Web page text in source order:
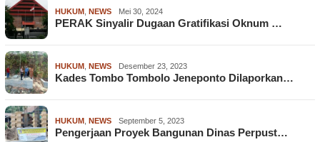
HUKUM NEWS Mei 30, 2024
PERAK Sinyalir Dugaan Gratifikasi Oknum …
HUKUM NEWS Desember 23, 2023
Kades Tombo Tombolo Jeneponto Dilaporkan…
HUKUM NEWS September 5, 2023
Pengerjaan Proyek Bangunan Dinas Perpust…